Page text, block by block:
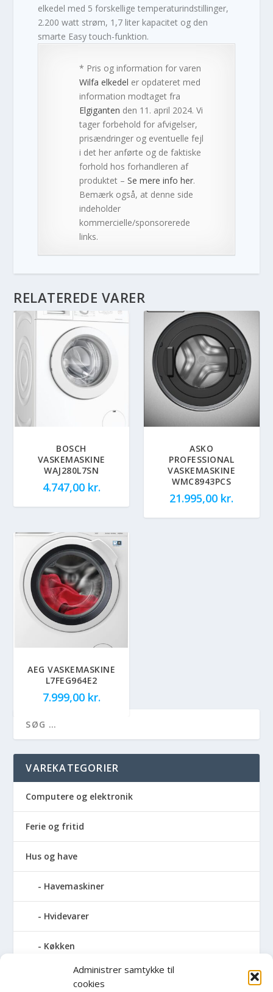
Administrer samtykke til
cookies
elkedel med 5 forskellige temperaturindstillinger,
2.200 watt strøm, 1,7 liter kapacitet og den
smarte Easy touch-funktion.
* Pris og information for varen
Wilfa elkedel er opdateret med
information modtaget fra
Elgiganten den 11. april 2024. Vi
tager forbehold for afvigelser,
prisændringer og eventuelle fejl
i det her anførte og de faktiske
forhold hos forhandleren af
produktet –Se mere info her.
Bemærk også, at denne side
indeholder
kommercielle/sponsorerede
links.
RELATEREDE VARER
BOSCH
VASKEMASKINE
WAJ280L7SN
4.747,00 kr.
ASKO
PROFESSIONAL
VASKEMASKINE
WMC8943PCS
21.995,00 kr.
AEG VASKEMASKINE
L7FEG964E2
7.999,00 kr.
VAREKATEGORIER
Computere og elektronik
Ferie og fritid
Hus og have
Havemaskiner
Hvidevarer
Køkken
Elkedler